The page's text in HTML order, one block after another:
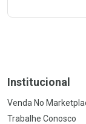
Institucional
Venda No
Trabalhe Conosco